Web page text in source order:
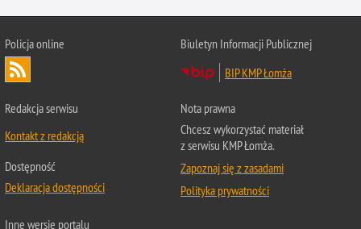
Policja online
Biuletyn Informacji Publicznej
BIP KMP Łomża
Redakcja serwisu
Kontakt z redakcją
Dostępność
Deklaracja dostępności
Nota prawna
Chcesz wykorzystać materiał
z serwisu KMP Łomża.
Zapoznaj się z zasadami
Polityka prywatności
Inne wersje portalu